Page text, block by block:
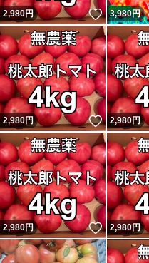
2,980円 いいね！
3,980円
2,980円 いいね！
2,980円
2,980円 いいね！
2,980円